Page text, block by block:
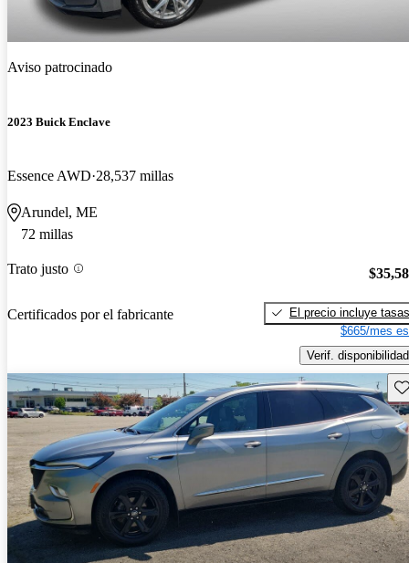
Aviso patrocinado
2023 Buick Enclave
Essence AWD 28,537 millas
Arundel, ME
72 millas
Trato justo
Certificados por el fabricante
El precio incluye tasas
$665/mes
Verif. disponibilidad